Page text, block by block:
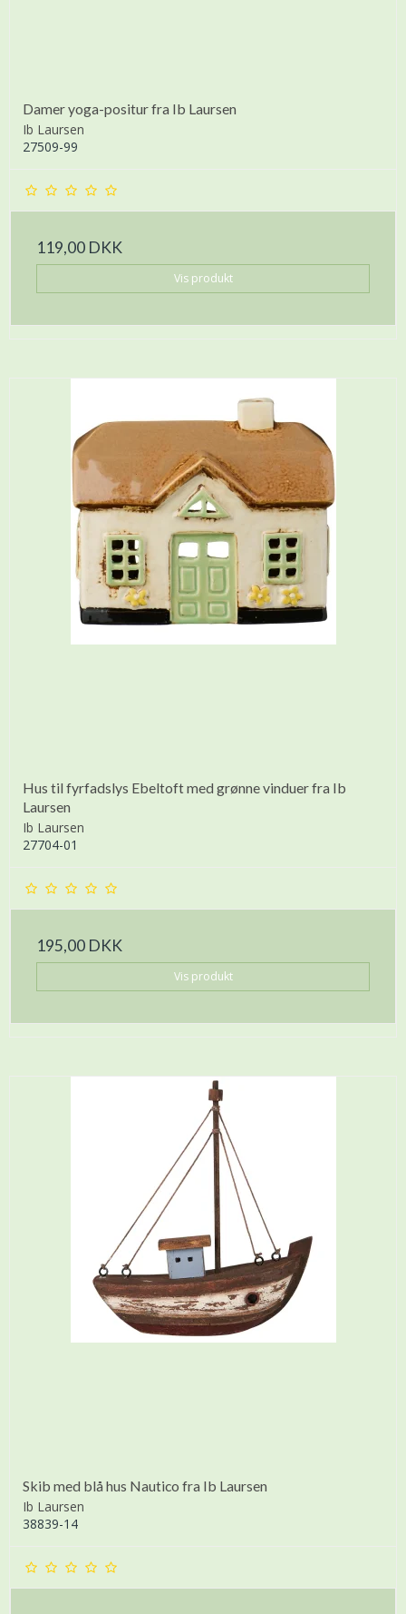
Damer yoga-positur fra Ib Laursen
Ib Laursen
27509-99
119,00 DKK
Vis produkt
Hus til fyrfadslys Ebeltoft med grønne vinduer fra Ib
Laursen
Ib Laursen
27704-01
195,00 DKK
Vis produkt
Skib med blå hus Nautico fra Ib Laursen
Ib Laursen
38839-14